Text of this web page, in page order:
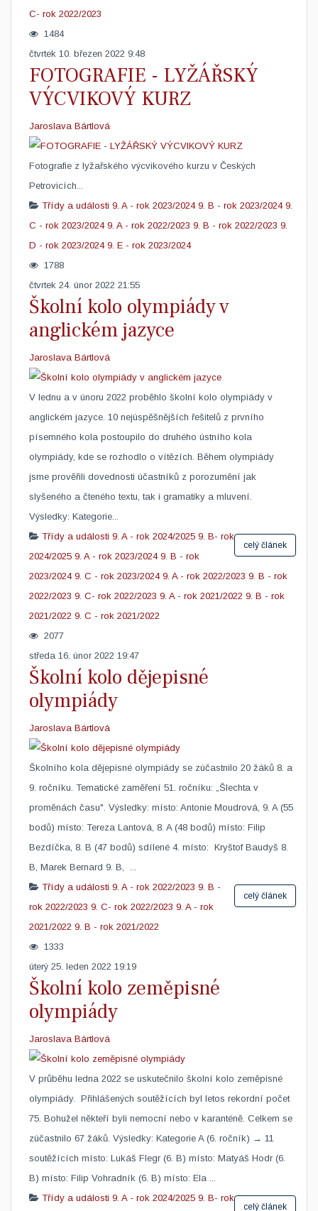
C- rok 2022/2023
1484
čtvrtek 10. březen 2022 9:48
FOTOGRAFIE - LYŽÁŘSKÝ
VÝCVIKOVÝ KURZ
Jaroslava Bártlová
Fotografie z lyžařského výcvikového kurzu v Českých
Petrovicích...
Třídy a události 9. A - rok 2023/2024 9. B - rok 2023/2024 9.
C - rok 2023/2024 9. A - rok 2022/2023 9. B - rok 2022/2023 9.
D - rok 2023/2024 9. E - rok 2023/2024
1788
čtvrtek 24. únor 2022 21:55
Školní kolo olympiády v
anglickém jazyce
Jaroslava Bártlová
V lednu a v únoru 2022 proběhlo školní kolo olympiády v
anglickém jazyce. 10 nejúspěšnějších řešitelů z prvního
písemného kola postoupilo do druhého ústního kola
olympiády, kde se rozhodlo o vítězích. Během olympiády
jsme prověřili dovednosti účastníků z porozumění jak
slyšeného a čteného textu, tak i gramatiky a mluvení. ​
Výsledky: Kategorie...
celý článek
Třídy a události 9. A - rok 2024/2025 9. B- rok
2024/2025 9. A - rok 2023/2024 9. B - rok
2023/2024 9. C - rok 2023/2024 9. A - rok 2022/2023 9. B - rok
2022/2023 9. C- rok 2022/2023 9. A - rok 2021/2022 9. B - rok
2021/2022 9. C - rok 2021/2022
2077
středa 16. únor 2022 19:47
Školní kolo dějepisné
olympiády
Jaroslava Bártlová
Školního kola dějepisné olympiády se zúčastnilo 20 žáků 8. a
9. ročníku. Tematické zaměření 51. ročníku: „Šlechta v
proměnách času". Výsledky: místo: Antonie Moudrová, 9. A (55
bodů) místo: Tereza Lantová, 8. A (48 bodů) místo: Filip
Bezdíčka, 8. B (47 bodů) sdílené 4. místo: Kryštof Baudyš 8.
B, Marek Bernard 9. B, ...
celý článek
Třídy a události 9. A - rok 2022/2023 9. B -
rok 2022/2023 9. C- rok 2022/2023 9. A - rok
2021/2022 9. B - rok 2021/2022
1333
úterý 25. leden 2022 19:19
Školní kolo zeměpisné
olympiády
Jaroslava Bártlová
V průběhu ledna 2022 se uskutečnilo školní kolo zeměpisné
olympiády. Přihlášených soutěžících byl letos rekordní počet
75. Bohužel někteří byli nemocní nebo v karanténě. Celkem se
zúčastnilo 67 žáků. Výsledky: Kategorie A (6. ročník) → 11
soutěžících místo: Lukáš Flegr (6. B) místo: Matyáš Hodr (6.
B) místo: Filip Vohradník (6. B) místo: Ela ...
celý článek
Třídy a události 9. A - rok 2024/2025 9. B- rok